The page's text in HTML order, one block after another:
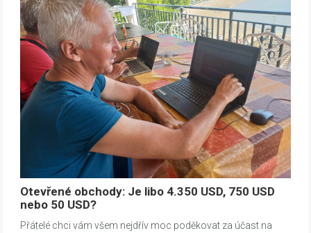
Otevřené obchody: Je libo 4.350 USD, 750 USD
nebo 50 USD?
Přátelé chci vám všem nejdřív moc poděkovat za účast na